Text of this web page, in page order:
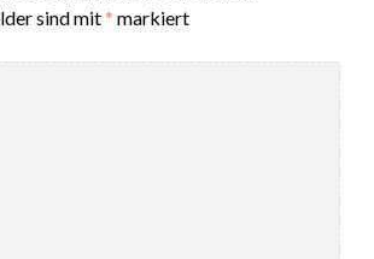
sind mit* markiert